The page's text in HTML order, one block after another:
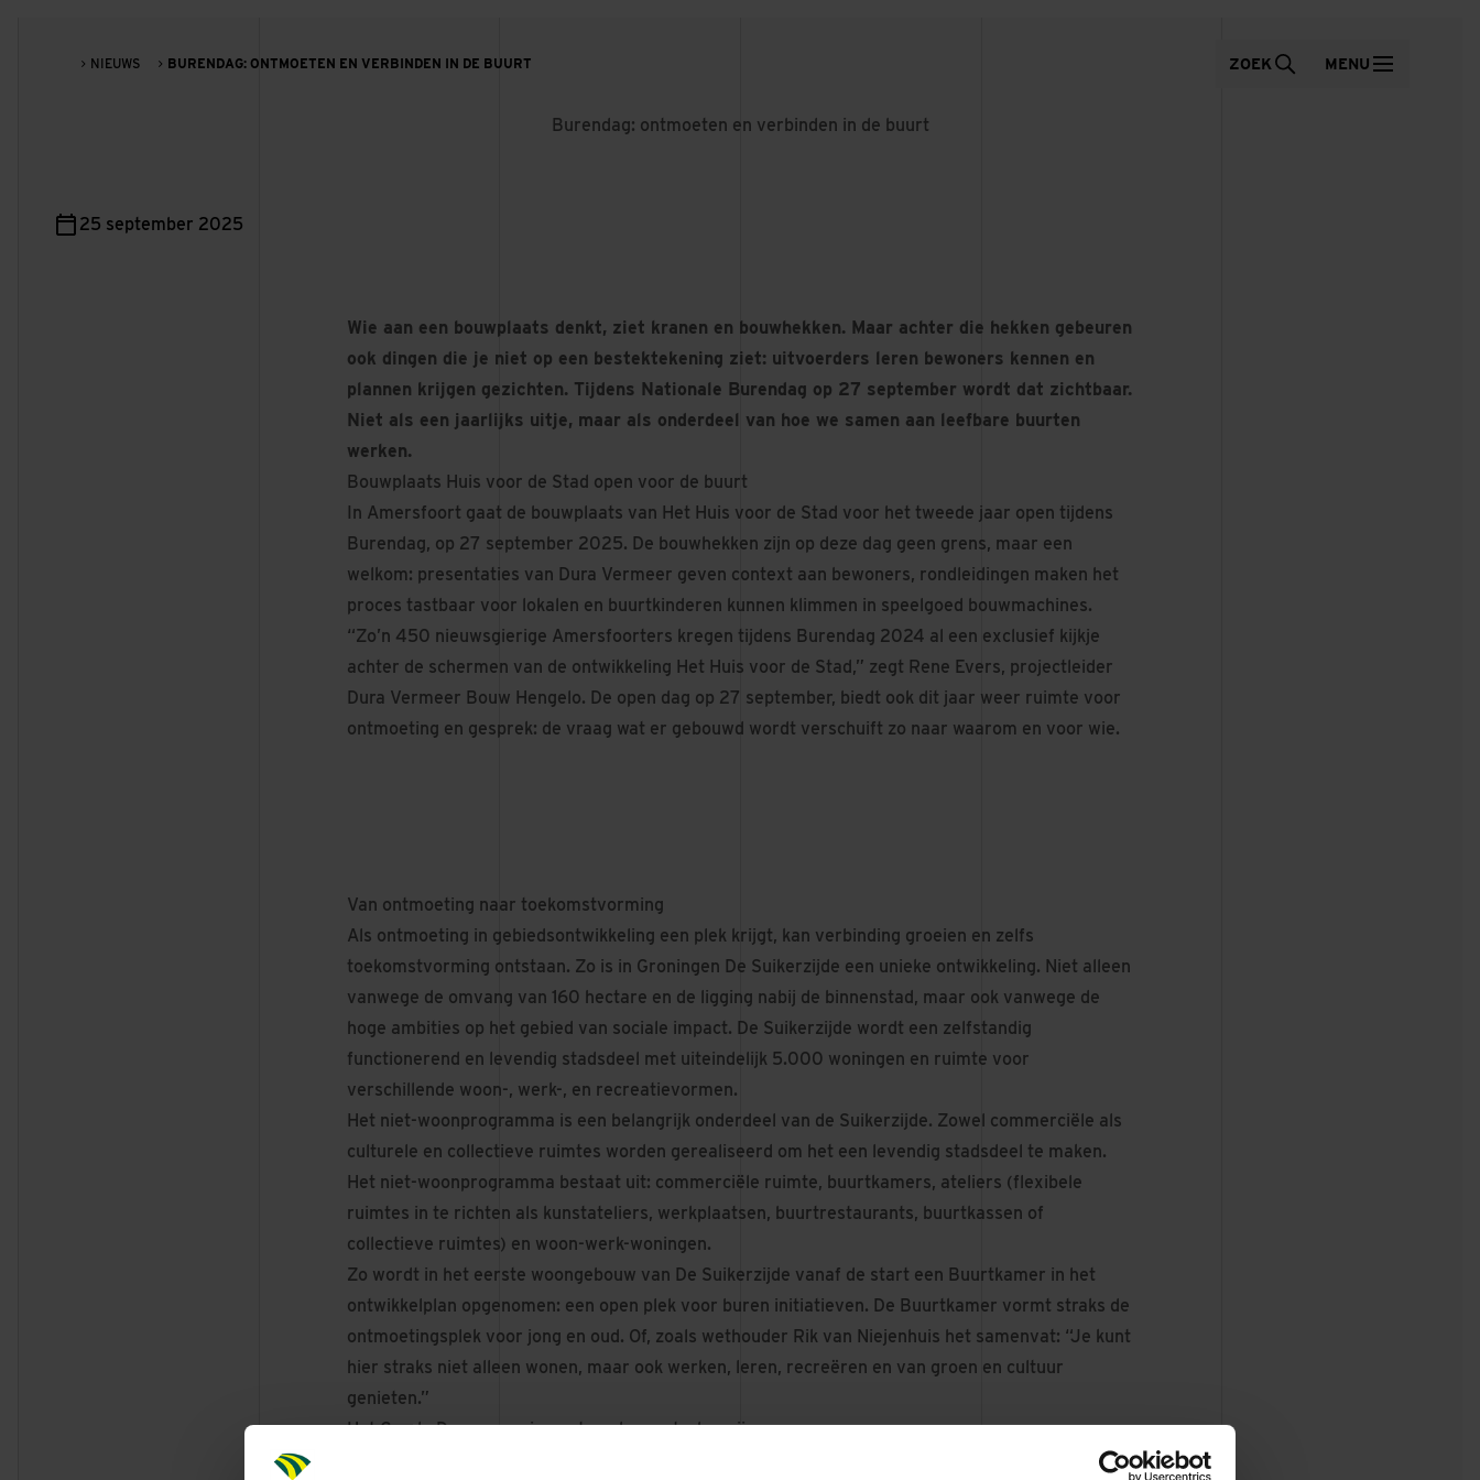
NIEUWS BURENDAG: ONTMOETEN EN VERBINDEN IN DE BUURT ZOEK MENU
Burendag: ontmoeten en verbinden in de buurt
25 september 2025
Wie aan een bouwplaats denkt, ziet kranen en bouwhekken. Maar achter die hekken gebeuren
ook dingen die je niet op een bestektekening ziet: uitvoerders leren bewoners kennen en
plannen krijgen gezichten. Tijdens Nationale Burendag op 27 september wordt dat zichtbaar.
Niet als een jaarlijks uitje, maar als onderdeel van hoe we samen aan leefbare buurten
werken.
Bouwplaats Huis voor de Stad open voor de buurt
In Amersfoort gaat de bouwplaats van Het Huis voor de Stad voor het tweede jaar open tijdens
Burendag, op 27 september 2025. De bouwhekken zijn op deze dag geen grens, maar een
welkom: presentaties van Dura Vermeer geven context aan bewoners, rondleidingen maken het
proces tastbaar voor lokalen en buurtkinderen kunnen klimmen in speelgoed bouwmachines.
“Zo’n 450 nieuwsgierige Amersfoorters kregen tijdens Burendag 2024 al een exclusief kijkje
achter de schermen van de ontwikkeling Het Huis voor de Stad,” zegt Rene Evers, projectleider
Dura Vermeer Bouw Hengelo. De open dag op 27 september, biedt ook dit jaar weer ruimte voor
ontmoeting en gesprek: de vraag wat er gebouwd wordt verschuift zo naar waarom en voor wie.
Van ontmoeting naar toekomstvorming
Als ontmoeting in gebiedsontwikkeling een plek krijgt, kan verbinding groeien en zelfs
toekomstvorming ontstaan. Zo is in Groningen De Suikerzijde een unieke ontwikkeling. Niet alleen
vanwege de omvang van 160 hectare en de ligging nabij de binnenstad, maar ook vanwege de
hoge ambities op het gebied van sociale impact. De Suikerzijde wordt een zelfstandig
functionerend en levendig stadsdeel met uiteindelijk 5.000 woningen en ruimte voor
verschillende woon-, werk-, en recreatievormen.
Het niet-woonprogramma is een belangrijk onderdeel van de Suikerzijde. Zowel commerciële als
culturele en collectieve ruimtes worden gerealiseerd om het een levendig stadsdeel te maken.
Het niet-woonprogramma bestaat uit: commerciële ruimte, buurtkamers, ateliers (flexibele
ruimtes in te richten als kunstateliers, werkplaatsen, buurtrestaurants, buurtkassen of
collectieve ruimtes) en woon-werk-woningen.
Zo wordt in het eerste woongebouw van De Suikerzijde vanaf de start een Buurtkamer in het
ontwikkelplan opgenomen: een open plek voor buren initiatieven. De Buurtkamer vormt straks de
ontmoetingsplek voor jong en oud. Of, zoals wethouder Rik van Niejenhuis het samenvat: “Je kunt
hier straks niet alleen wonen, maar ook werken, leren, recreëren en van groen en cultuur
genieten.”
Het Goede Doen: onze impact op de maatschappij
Bij Dura Vermeer willen we duurzame leefomgevingen creëren, waar mensen uit alle lagen van